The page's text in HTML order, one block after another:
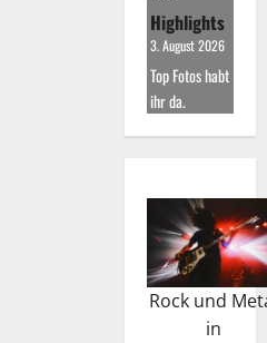
Highlights
3. August 2026
Top Fotos habt
ihr da.
Rock und
in